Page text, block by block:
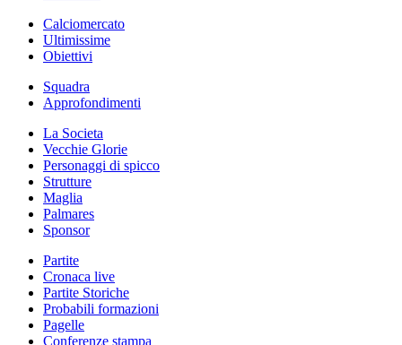
Calciomercato
Ultimissime
Obiettivi
Squadra
Approfondimenti
La Societa
Vecchie Glorie
Personaggi di spicco
Strutture
Maglia
Palmares
Sponsor
Partite
Cronaca live
Partite Storiche
Probabili formazioni
Pagelle
Conferenze stampa